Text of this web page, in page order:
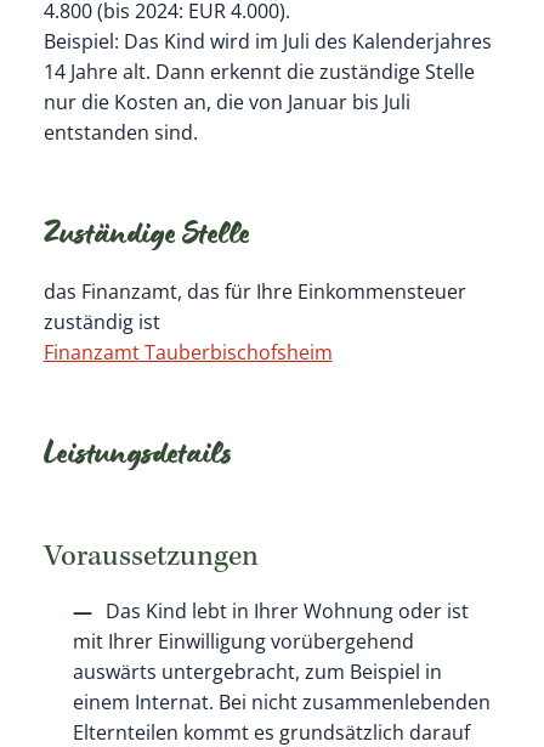
4.800 (bis 2024: EUR 4.000).
Beispiel: Das Kind wird im Juli des Kalenderjahres
14 Jahre alt. Dann erkennt die zuständige Stelle
nur die Kosten an, die von Januar bis Juli
entstanden sind.
Zuständige Stelle
das Finanzamt, das für Ihre Einkommensteuer
zuständig ist
Finanzamt Tauberbischofsheim
Leistungsdetails
Voraussetzungen
Das Kind lebt in Ihrer Wohnung oder ist
mit Ihrer Einwilligung vorübergehend
auswärts untergebracht, zum Beispiel in
einem Internat. Bei nicht zusammenlebenden
Elternteilen kommt es grundsätzlich darauf